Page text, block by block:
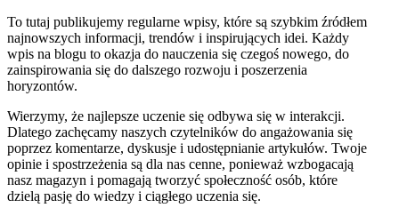
To tutaj publikujemy regularne wpisy, które są szybkim źródłem
najnowszych informacji, trendów i inspirujących idei. Każdy
wpis na blogu to okazja do nauczenia się czegoś nowego, do
zainspirowania się do dalszego rozwoju i poszerzenia
horyzontów.
Wierzymy, że najlepsze uczenie się odbywa się w interakcji.
Dlatego zachęcamy naszych czytelników do angażowania się
poprzez komentarze, dyskusje i udostępnianie artykułów. Twoje
opinie i spostrzeżenia są dla nas cenne, ponieważ wzbogacają
nasz magazyn i pomagają tworzyć społeczność osób, które
dzielą pasję do wiedzy i ciągłego uczenia się.